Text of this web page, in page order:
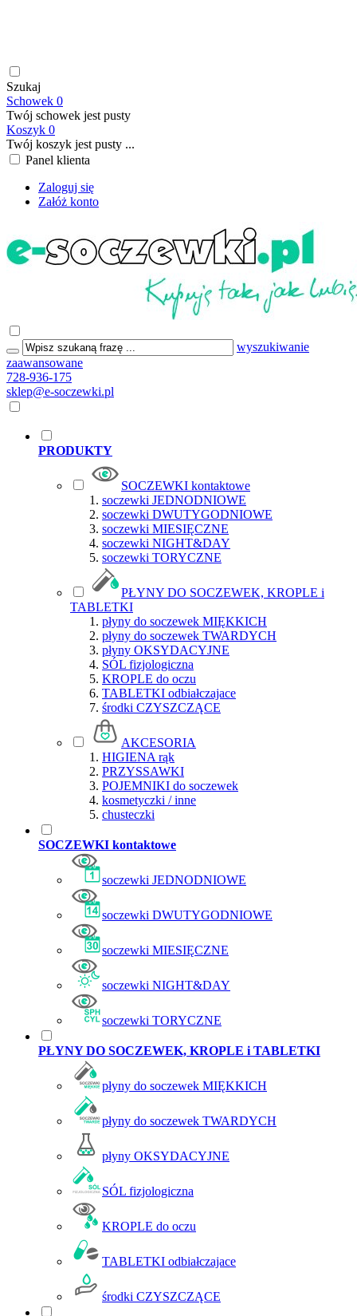
Szukaj
Schowek 0
Twój schowek jest pusty
Koszyk 0
Twój koszyk jest pusty ...
Panel klienta
Zaloguj się
Załóż konto
wyszukiwanie
zaawansowane
728-936-175
sklep@e-soczewki.pl
PRODUKTY
SOCZEWKI kontaktowe
soczewki JEDNODNIOWE
soczewki DWUTYGODNIOWE
soczewki MIESIĘCZNE
soczewki NIGHT&DAY
soczewki TORYCZNE
PŁYNY DO SOCZEWEK, KROPLE i
TABLETKI
płyny do soczewek MIĘKKICH
płyny do soczewek TWARDYCH
płyny OKSYDACYJNE
SÓL fizjologiczna
KROPLE do oczu
TABLETKI odbiałczajace
środki CZYSZCZĄCE
AKCESORIA
HIGIENA rąk
PRZYSSAWKI
POJEMNIKI do soczewek
kosmetyczki / inne
chusteczki
SOCZEWKI kontaktowe
soczewki JEDNODNIOWE
soczewki DWUTYGODNIOWE
soczewki MIESIĘCZNE
soczewki NIGHT&DAY
soczewki TORYCZNE
PŁYNY DO SOCZEWEK, KROPLE i TABLETKI
płyny do soczewek MIĘKKICH
płyny do soczewek TWARDYCH
płyny OKSYDACYJNE
SÓL fizjologiczna
KROPLE do oczu
TABLETKI odbiałczajace
środki CZYSZCZĄCE